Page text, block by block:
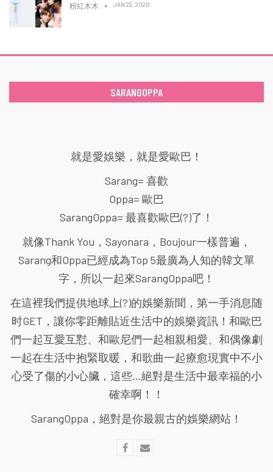
粉紅木木 JAN 22, 2020
SARANGOPPA
就是愛娛樂，就是愛歐巴！
Sarang= 喜歡
Oppa= 歐巴
SarangOppa= 最喜歡歐巴(?)了！
就像Thank You，Sayonara，Boujour一樣普遍，
Sarang和Oppa已經成為Top 5最廣為人知的韓文單
字，所以一起來SarangOppa吧！
在這裡我們提供地球上(?)的娛樂新聞，第一手消息随
时GET，讓你零距離貼近生活中的娛樂資訊！和歐巴
們一起互愛互懟、和歐尼們一起相親相愛、和偶像劇
一起在生活中抱緊取暖，和歌曲一起療愈現實中不小
心受了傷的小心臟，這些...絕對是生活中最幸福的小
確幸啊！！
SarangOppa，絕對是你最親古的娛樂網站！